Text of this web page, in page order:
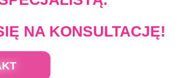
NA KONSULTACJĘ!